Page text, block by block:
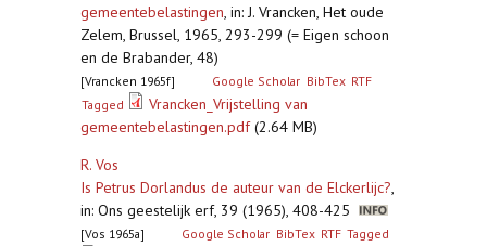
gemeentebelastingen, in: J. Vrancken, Het oude
Zelem, Brussel, 1965, 293-299 (= Eigen schoon
en de Brabander, 48)
[Vrancken 1965f] Google Scholar BibTex RTF
Tagged
Vrancken_Vrijstelling van
gemeentebelastingen.pdf(2.64 MB)
R. Vos
Is Petrus Dorlandus de auteur van de Elckerlijc?,
in: Ons geestelijk erf, 39 (1965), 408-425
[Vos 1965a] Google Scholar BibTex RTF Tagged